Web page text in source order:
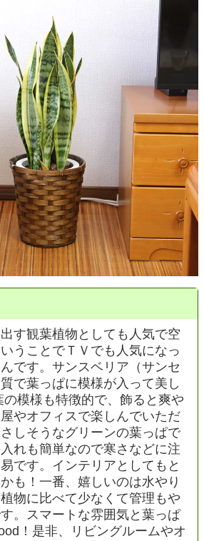
す観葉植物としても人気で空
うことでＴＶでも人気になっ
です。サンスベリア（サンセ
で葉っぱに模様が入って美し
模様も特徴的で、飾ると爽や
やオフィスで楽しんでいただ
しそうなグリーンの葉っぱで
れも簡単なので寒さなどに注
です。インテリアとしてもと
も！一番、嬉しいのは水やり
物に比べて少なくて管理もや
。スマートな雰囲気と葉っぱ
！是非、リビングルームやオ